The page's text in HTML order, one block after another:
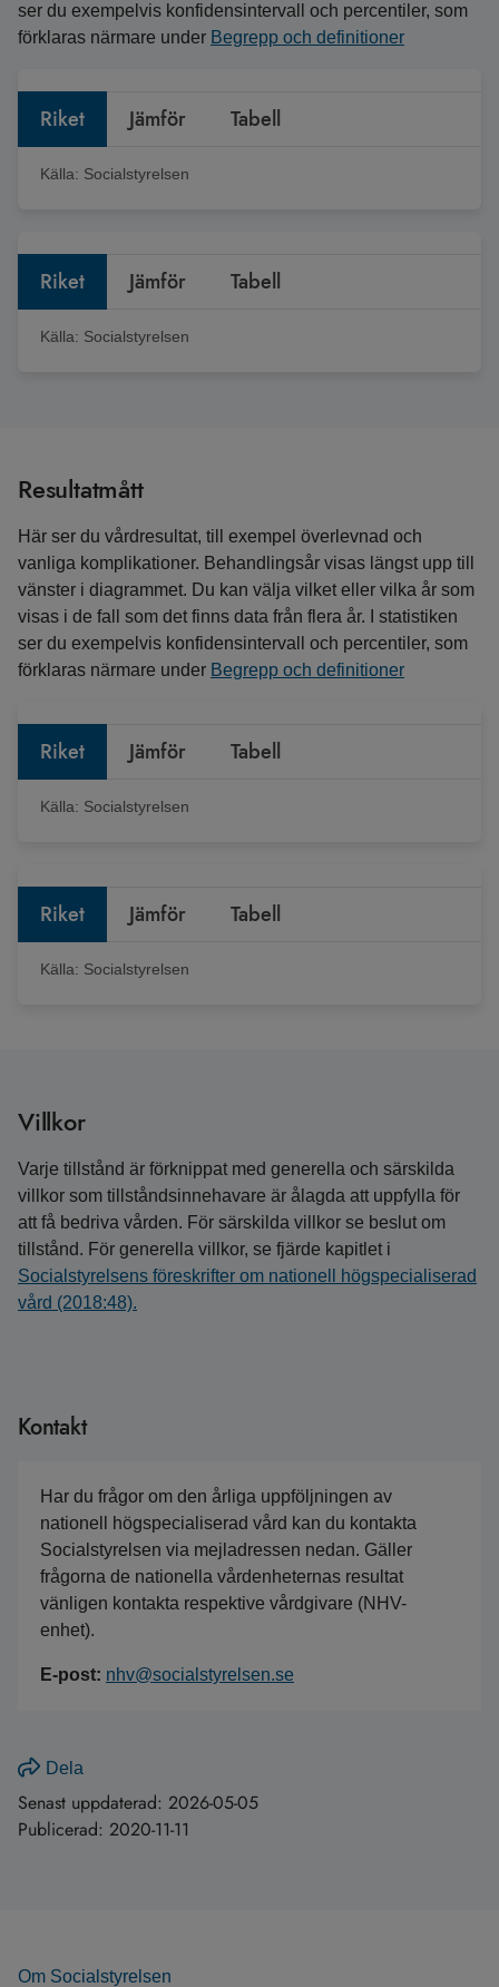
ser du exempelvis konfidensintervall och percentiler, som
förklaras närmare under Begrepp och definitioner
Riket Jämför Tabell
Källa: Socialstyrelsen
Riket Jämför Tabell
Källa: Socialstyrelsen
Resultatmått
Här ser du vårdresultat, till exempel överlevnad och
vanliga komplikationer. Behandlingsår visas längst upp till
vänster i diagrammet. Du kan välja vilket eller vilka år som
visas i de fall som det finns data från flera år. I statistiken
ser du exempelvis konfidensintervall och percentiler, som
förklaras närmare under Begrepp och definitioner
Riket Jämför Tabell
Källa: Socialstyrelsen
Riket Jämför Tabell
Källa: Socialstyrelsen
Villkor
Varje tillstånd är förknippat med generella och särskilda
villkor som tillståndsinnehavare är ålagda att uppfylla för
att få bedriva vården. För särskilda villkor se beslut om
tillstånd. För generella villkor, se fjärde kapitlet i
Socialstyrelsens föreskrifter om nationell högspecialiserad
vård (2018:48).
Kontakt
Har du frågor om den årliga uppföljningen av
nationell högspecialiserad vård kan du kontakta
Socialstyrelsen via mejladressen nedan. Gäller
frågorna de nationella vårdenheternas resultat
vänligen kontakta respektive vårdgivare (NHV-
enhet).
E-post: nhv@socialstyrelsen.se
Dela
Senast uppdaterad: 2026-05-05
Publicerad: 2020-11-11
Om Socialstyrelsen